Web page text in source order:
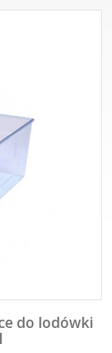
do lodówki